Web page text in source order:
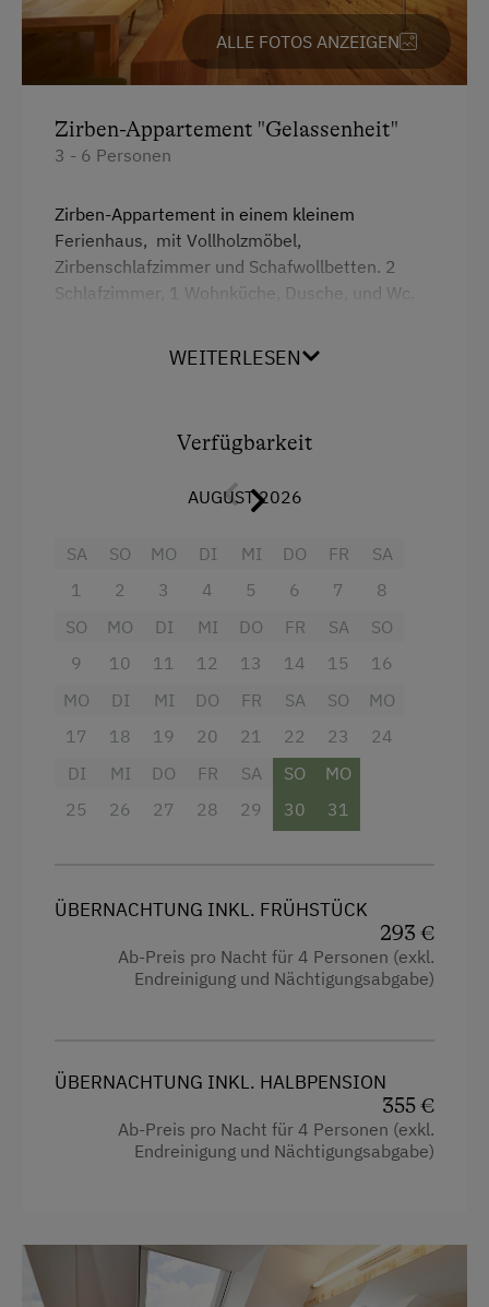
ALLE FOTOS ANZEIGEN
Zirben-Appartement "Gelassenheit"
3 - 6 Personen
Zirben-Appartement in einem kleinem
Ferienhaus, mit Vollholzmöbel,
Zirbenschlafzimmer und Schafwollbetten. 2
Schlafzimmer, 1 Wohnküche, Dusche, und Wc.
Doppelbett (Kingsize)
WEITERLESEN
Verfügbarkeit
AUGUST 2026
SA
1
SO
2
MO
3
DI
4
MI
5
DO
6
FR
7
SA
8
SO
9
MO
10
DI
11
MI
12
DO
13
FR
14
SA
15
SO
16
MO
17
DI
18
MI
19
DO
20
FR
21
SA
22
SO
23
MO
24
DI
25
MI
26
DO
27
FR
28
SA
29
SO
30
MO
31
ÜBERNACHTUNG INKL. FRÜHSTÜCK
293 €
Ab-Preis pro Nacht für 4 Personen (exkl.
Endreinigung und Nächtigungsabgabe)
ÜBERNACHTUNG INKL. HALBPENSION
355 €
Ab-Preis pro Nacht für 4 Personen (exkl.
Endreinigung und Nächtigungsabgabe)